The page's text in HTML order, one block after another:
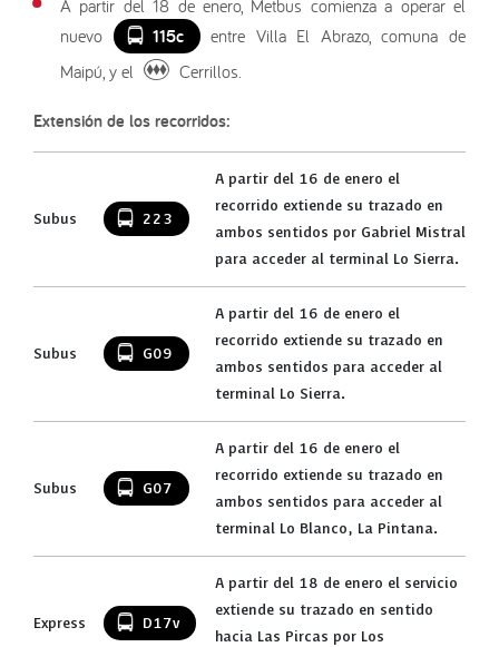
A partir del 18 de enero, Metbus comienza a operar el
nuevo
115c
entre Villa El Abrazo, comuna de
Maipú, y el
Cerrillos.
Extensión de los recorridos:
Subus 223
A partir del 16 de enero el
recorrido extiende su trazado en
ambos sentidos por Gabriel Mistral
para acceder al terminal Lo Sierra.
Subus G09
A partir del 16 de enero el
recorrido extiende su trazado en
ambos sentidos para acceder al
terminal Lo Sierra.
Subus G07
A partir del 16 de enero el
recorrido extiende su trazado en
ambos sentidos para acceder al
terminal Lo Blanco, La Pintana.
Express D17v
A partir del 18 de enero el servicio
extiende su trazado en sentido
hacia Las Pircas por Los